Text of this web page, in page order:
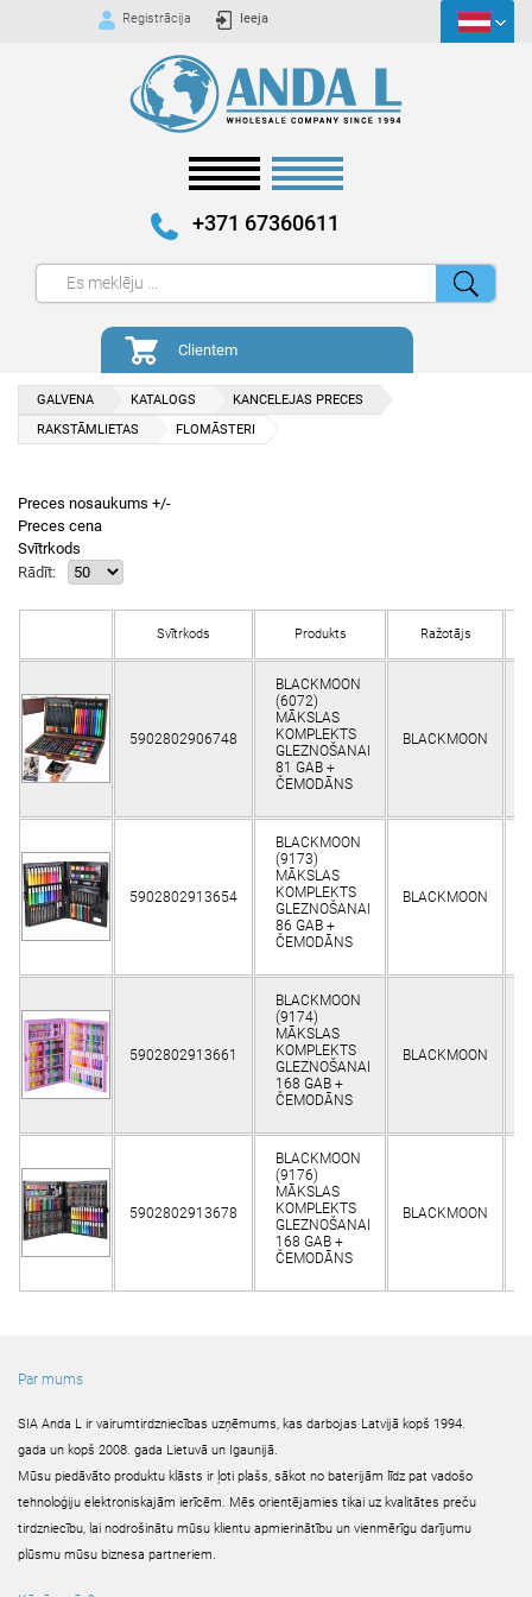
Registrācija Ieeja
+371 67360611
Clientem
GALVENA KATALOGS
KANCELEJAS PRECES
RAKSTĀMLIETAS
FLOMĀSTERI
Preces nosaukums +/-
Preces cena
Svītrkods
Rādīt:
Svītrkods Produkts Ražotājs
5902802906748
BLACKMOON
(6072)
MĀKSLAS
KOMPLEKTS
GLEZNOŠANAI
81 GAB +
ČEMODĀNS
BLACKMOON
5902802913654
BLACKMOON
(9173)
MĀKSLAS
KOMPLEKTS
GLEZNOŠANAI
86 GAB +
ČEMODĀNS
BLACKMOON
5902802913661
BLACKMOON
(9174)
MĀKSLAS
KOMPLEKTS
GLEZNOŠANAI
168 GAB +
ČEMODĀNS
BLACKMOON
5902802913678
BLACKMOON
(9176)
MĀKSLAS
KOMPLEKTS
GLEZNOŠANAI
168 GAB +
ČEMODĀNS
BLACKMOON
Par mums
SIA Anda L ir vairumtirdzniecības uzņēmums, kas darbojas Latvijā kopš 1994.
gada un kopš 2008. gada Lietuvā un Igaunijā.
Mūsu piedāvāto produktu klāsts ir ļoti plašs, sākot no baterijām līdz pat vadošo
tehnoloģiju elektroniskajām ierīcēm. Mēs orientējamies tikai uz kvalitātes preču
tirdzniecību, lai nodrošinātu mūsu klientu apmierinātību un vienmērīgu darījumu
plūsmu mūsu biznesa partneriem.